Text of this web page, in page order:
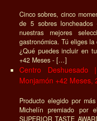
Cinco sobres, cinco
de 5 sobres
nuestras mejores
gastronómica. Tú eliges
¿Qué puedes incluir en
+42 Meses - […]
Centro
Monjamón +42 Meses,
Producto elegido por
Michelín premiado por
SUPERIOR TASTE